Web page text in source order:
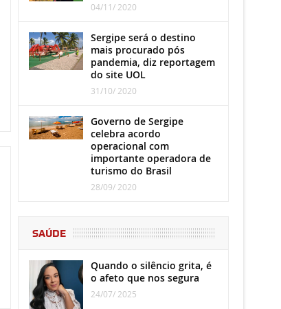
04/11/ 2020
Sergipe será o destino
mais procurado pós
pandemia, diz reportagem
do site UOL
31/10/ 2020
Governo de Sergipe
celebra acordo
operacional com
importante operadora de
turismo do Brasil
28/09/ 2020
SAÚDE
Quando o silêncio grita, é
o afeto que nos segura
24/07/ 2025